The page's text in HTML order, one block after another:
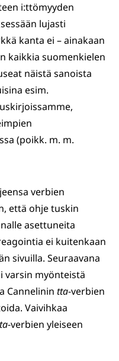
i:ttömyyden
lujasti
kanta ei – ainakaan
kaikkia suomenkielen
näistä sanoista
esim.
(poikk. m. m.
verbien
että ohje tuskin
asettuneita
ei kuitenkaan
sivuilla. Seuraavana
varsin myönteistä
Cannelinin tta-verbien
Vaivihkaa
-verbien yleiseen